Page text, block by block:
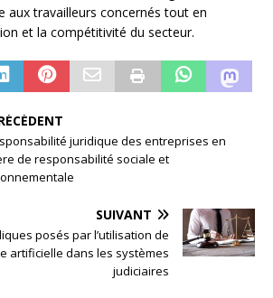
aux travailleurs concernés tout en
et la compétitivité du secteur.
juridique des entreprises en
de responsabilité sociale et
SUIVANT
posés par l’utilisation de
artificielle dans les systèmes
judiciaires